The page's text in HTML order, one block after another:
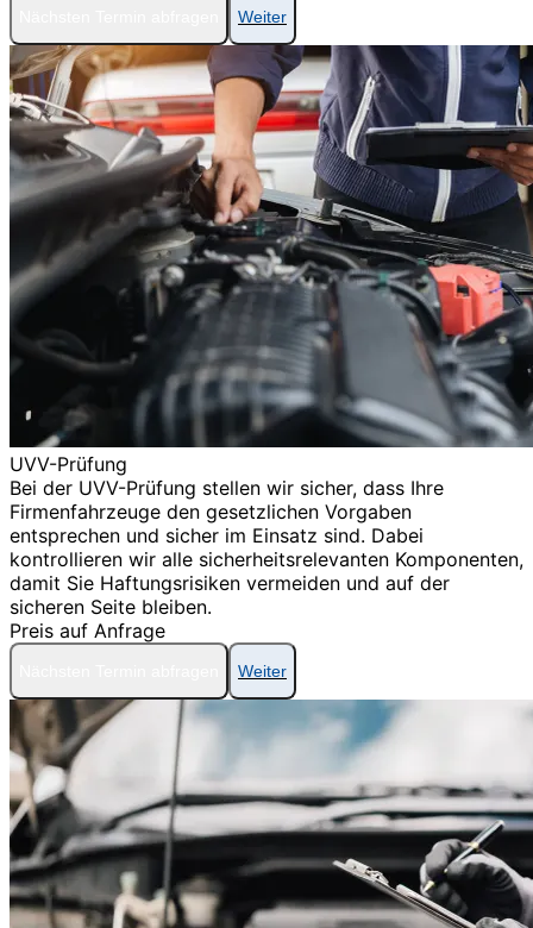
Weiter
UVV-Prüfung
Bei der UVV-Prüfung stellen wir sicher, dass Ihre
Firmenfahrzeuge den gesetzlichen Vorgaben
entsprechen und sicher im Einsatz sind. Dabei
kontrollieren wir alle sicherheitsrelevanten Komponenten,
damit Sie Haftungsrisiken vermeiden und auf der
sicheren Seite bleiben.
Preis auf Anfrage
Weiter